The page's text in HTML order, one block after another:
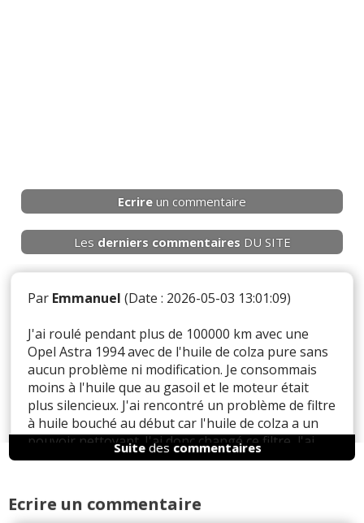
Ecrire un commentaire
Les derniers commentaires DU SITE
Par Emmanuel(Date : 2026-05-03 13:01:09)
J'ai roulé pendant plus de 100000 km avec une
Opel Astra 1994 avec de l'huile de colza pure sans
aucun problème ni modification. Je consommais
moins à l'huile que au gasoil et le moteur était
plus silencieux. J'ai rencontré un problème de filtre
à huile bouché au début car l'huile de colza a un
pouvoir nettoyant. J'ai donc changé ce filtre, l'ai
remplis d'huile de colza et je me suis léché les
gasoil ». Moteur Isuzu.
Suitedescommentaires
Ecrire un commentaire